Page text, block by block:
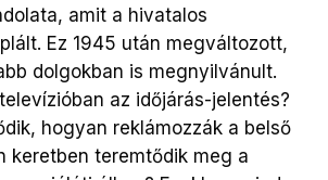
amit a hivatalos
Ez 1945 után megváltozott,
dolgokban is megnyilvánult.
az időjárás-jelentés?
hogyan reklámozzák a belső
keretben teremtődik meg a